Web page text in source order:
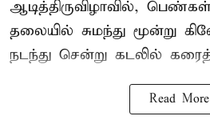
ஆடித்திருவிழாவில்,
தலையில் சுமந்து மூன்று
நடந்து சென்று கடலில்
Read More